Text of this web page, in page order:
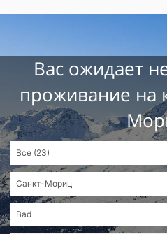
Вас ожидает
проживание на